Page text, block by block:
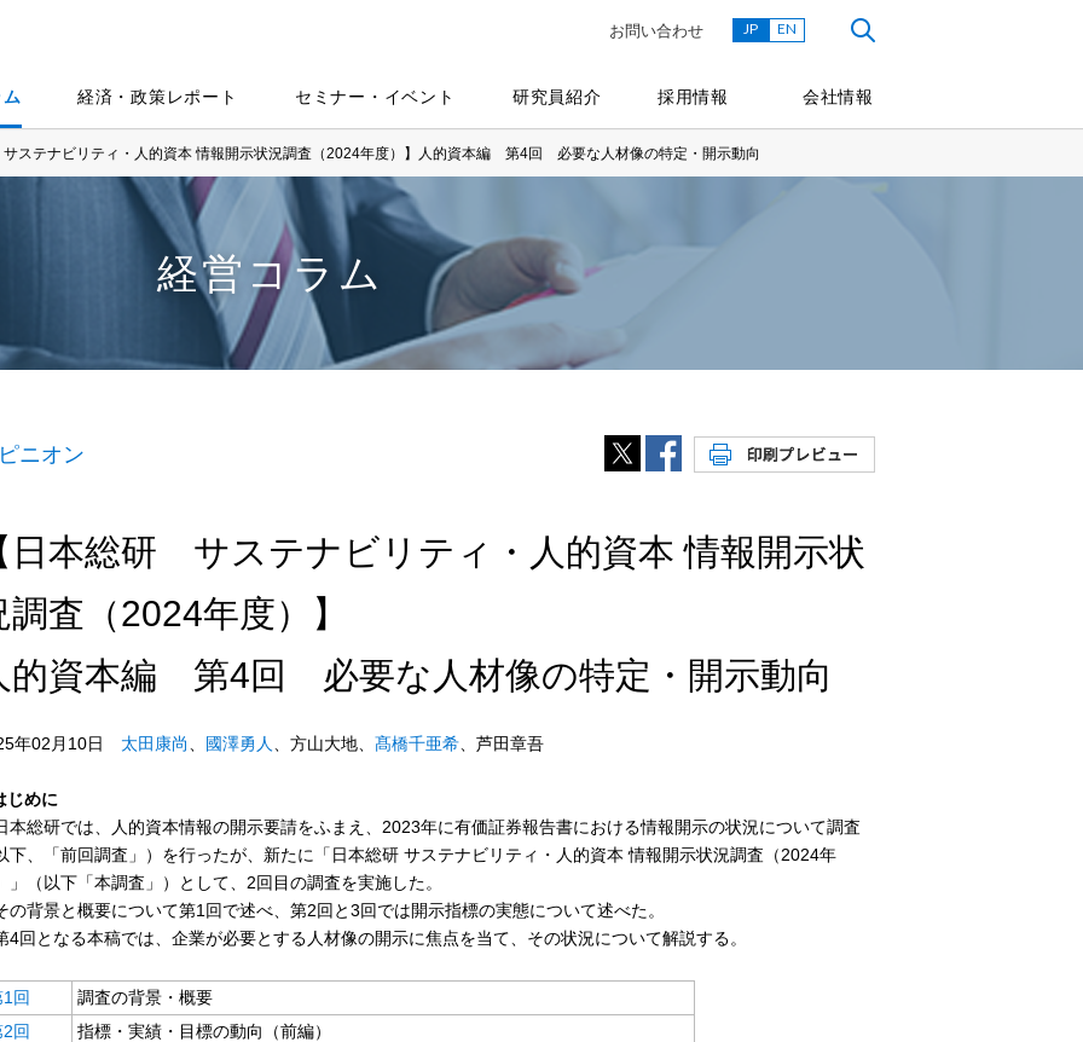
経済・政策レポート セミナー・イベント 研究員紹介 採用情報 会社情報
お問い合わせ JP EN
ステナビリティ・人的資本 情報開示状況調査（2024年度）】人的資本編 第4回 必要な人材像の特定・開示動向
経営コラム
ニオン
日本総研 サステナビリティ・人的資本 情報開示状
調査（2024年度）】
的資本編 第4回 必要な人材像の特定・開示動向
年02月10日 太田康尚 國澤勇人 、方山大地、 髙橋千亜希 、芦田章吾
じめに
総研では、人的資本情報の開示要請をふまえ、2023年に有価証券報告書における情報開示の状況について調査
下、「前回調査」）を行ったが、新たに「日本総研 サステナビリティ・人的資本 情報開示状況調査（2024年
」（以下「本調査」）として、2回目の調査を実施した。
背景と概要について第1回で述べ、第2回と3回では開示指標の実態について述べた。
回となる本稿では、企業が必要とする人材像の開示に焦点を当て、その状況について解説する。
1回
調査の背景・概要
2回
指標・実績・目標の動向（前編）